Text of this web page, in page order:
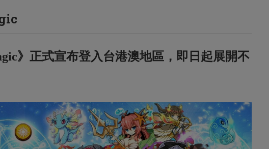
》正式宣布登入台港澳地區，即日起展開不